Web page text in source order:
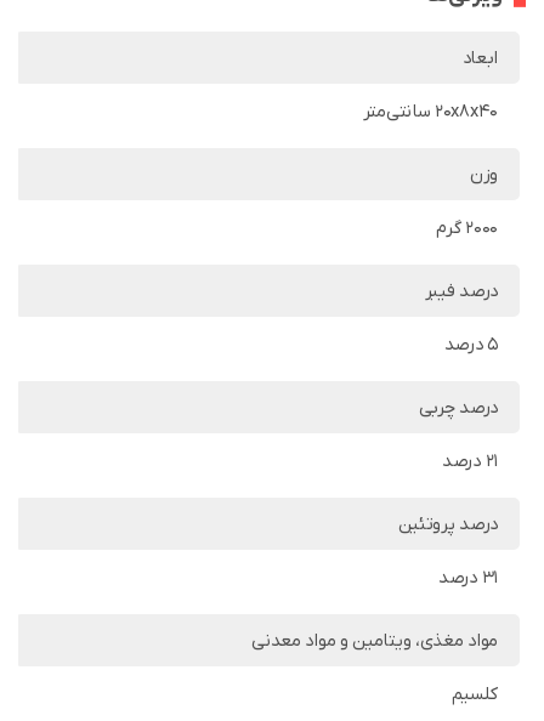
ابعاد
20x8x40 سانتی‌متر
وزن
2000 گرم
درصد فیبر
5 درصد
درصد چربی
21 درصد
درصد پروتئین
31 درصد
مواد مغذی، ویتامین و مواد معدنی
کلسیم